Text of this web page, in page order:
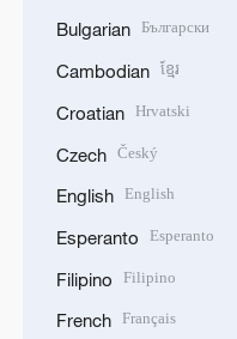
Bulgarian Български
Cambodian ខ្មែរ
Croatian Hrvatski
Czech Český
English English
Esperanto Esperanto
Filipino Filipino
French Français